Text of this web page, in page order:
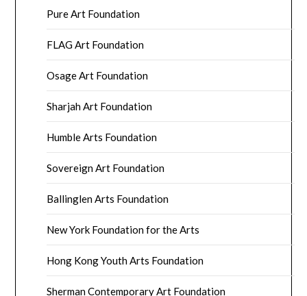
Pure Art Foundation
FLAG Art Foundation
Osage Art Foundation
Sharjah Art Foundation
Humble Arts Foundation
Sovereign Art Foundation
Ballinglen Arts Foundation
New York Foundation for the Arts
Hong Kong Youth Arts Foundation
Sherman Contemporary Art Foundation